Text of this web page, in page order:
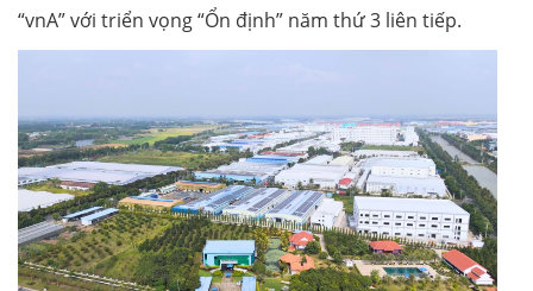
“vnA” với triển vọng “Ổn định” năm thứ 3 liên tiếp.